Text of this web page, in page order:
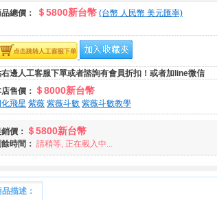
總價： ＄5800新台幣 (台幣 人民幣 美元匯率)
邊人工客服下單或者諮詢有會員折扣！或者加line微信
售價： ＄8000新台幣
化飛星 紫薇 紫薇斗數 紫薇斗數教學
價： ＄5800新台幣
時間： 請稍等, 正在載入中...
品描述：